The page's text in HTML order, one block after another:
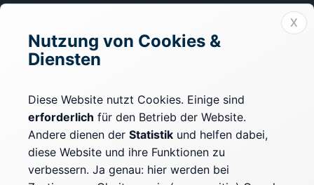
Mönchengladbach, NRW.
Rechtliches
Impressum
Datenschutz
Cookie-Einstellungen
X
Nutzung von Cookies &
Diensten
Diese Website nutzt Cookies. Einige sind
erforderlich für den Betrieb der Website.
Andere dienen der Statistik und helfen dabei,
diese Website und ihre Funktionen zu
verbessern. Ja genau: hier werden bei